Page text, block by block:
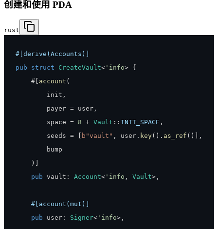
创建和使用 PDA
rust
#[derive(Accounts)]
pub
struct CreateVault< 'info> {
    #
account (
        init
,
        payer
= user ,
        space
= 8 + Vault :: INIT_SPACE ,
        seeds
= b"vault" , user . key( ) . as_ref ( )
,
)
pub vault : Account< 'info , Vault> ,
#[account(mut)]
pub user : Signer< 'info> ,